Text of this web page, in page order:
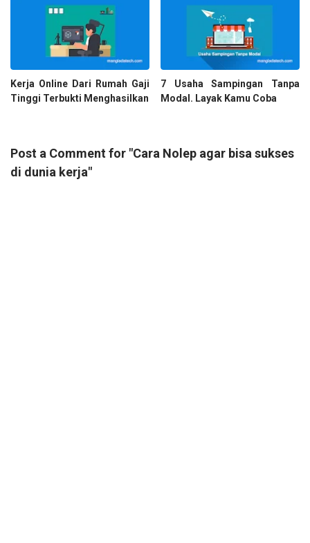
Kerja Online Dari Rumah Gaji
Tinggi Terbukti Menghasilkan
7 Usaha Sampingan Tanpa
Modal. Layak Kamu Coba
Post a Comment for "Cara Nolep agar bisa sukses
di dunia kerja"